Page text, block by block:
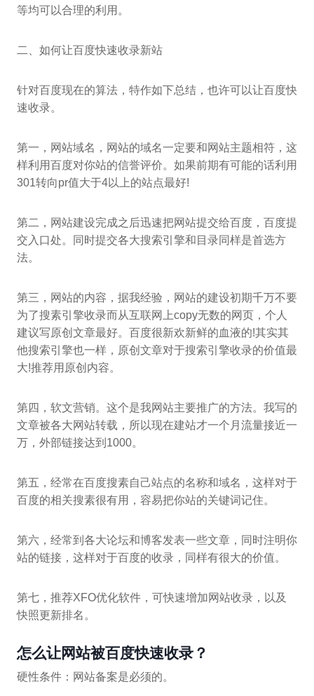
等均可以合理的利用。
二、如何让百度快速收录新站
针对百度现在的算法，特作如下总结，也许可以让百度快
速收录。
第一，网站域名，网站的域名一定要和网站主题相符，这
样利用百度对你站的信誉评价。如果前期有可能的话利用
301转向pr值大于4以上的站点最好!
第二，网站建设完成之后迅速把网站提交给百度，百度提
交入口处。同时提交各大搜索引擎和目录同样是首选方
法。
第三，网站的内容，据我经验，网站的建设初期千万不要
为了搜素引擎收录而从互联网上copy无数的网页，个人
建议写原创文章最好。百度很新欢新鲜的血液的!其实其
他搜索引擎也一样，原创文章对于搜索引擎收录的价值最
大!推荐用原创内容。
第四，软文营销。这个是我网站主要推广的方法。我写的
文章被各大网站转载，所以现在建站才一个月流量接近一
万，外部链接达到1000。
第五，经常在百度搜素自己站点的名称和域名，这样对于
百度的相关搜素很有用，容易把你站的关键词记住。
第六，经常到各大论坛和博客发表一些文章，同时注明你
站的链接，这样对于百度的收录，同样有很大的价值。
第七，推荐XFO优化软件，可快速增加网站收录，以及
快照更新排名。
怎么让网站被百度快速收录？
硬性条件：网站备案是必须的。